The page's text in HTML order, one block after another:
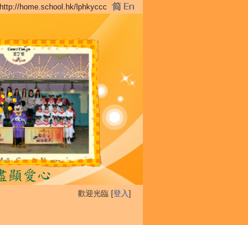
http://home.school.hk/lphkyccc
歡迎光臨 [登入]